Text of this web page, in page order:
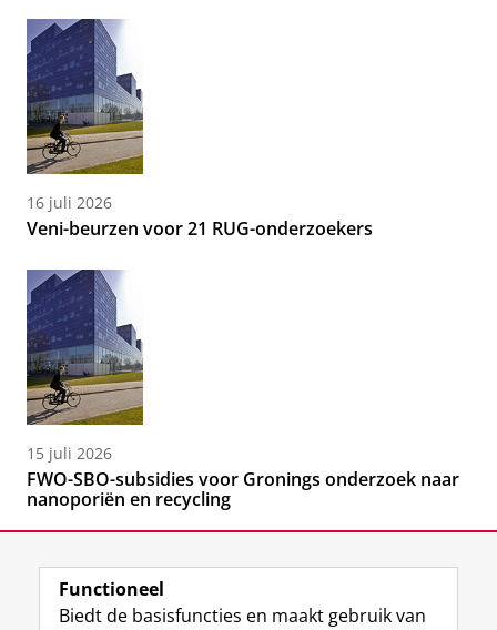
16 juli 2026
Veni-beurzen voor 21 RUG-onderzoekers
15 juli 2026
FWO-SBO-subsidies voor Gronings onderzoek naar
nanoporiën en recycling
Functioneel
Biedt de basisfuncties en maakt gebruik van